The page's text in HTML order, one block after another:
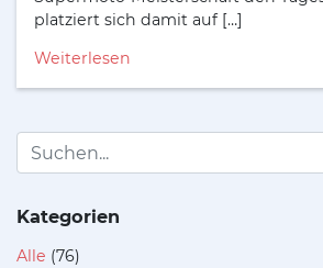
platziert sich damit auf […]
Weiterlesen
Kategorien
Alle (76)